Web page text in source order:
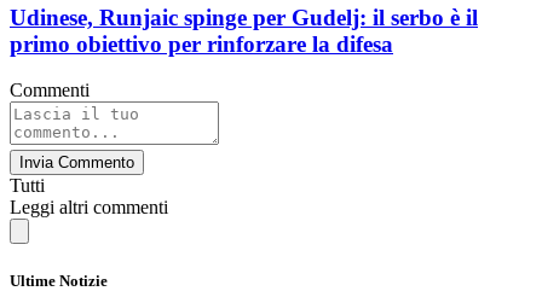
Udinese, Runjaic spinge per Gudelj: il serbo è il
primo obiettivo per rinforzare la difesa
Commenti
Invia Commento
Tutti
Leggi altri commenti
Ultime Notizie